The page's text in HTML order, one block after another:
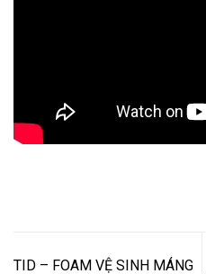
TID – FOAM VỆ SINH MÁNG